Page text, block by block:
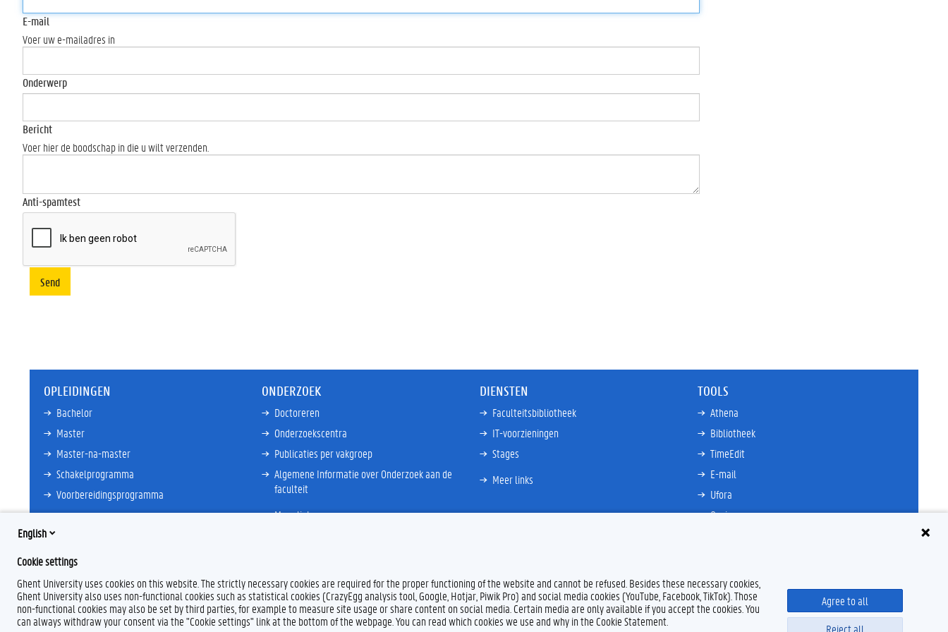
E-mail
Voer uw e-mailadres in
Onderwerp
Bericht
Voer hier de boodschap in die u wilt verzenden.
Anti-spamtest
Send
OPLEIDINGEN
Bachelor
Master
Master-na-master
Schakelprogramma
Voorbereidingsprogramma
ONDERZOEK
Doctoreren
Onderzoekscentra
Publicaties per vakgroep
Algemene Informatie over Onderzoek aan de
faculteit
Meer links
DIENSTEN
Faculteitsbibliotheek
IT-voorzieningen
Stages
Meer links
TOOLS
Athena
Bibliotheek
TimeEdit
E-mail
Ufora
Oasis
English
Cookie settings
Ghent University uses cookies on this website. The strictly necessary cookies are required for the proper functioning of the website and cannot be refused. Besides these necessary cookies,
Ghent University also uses non-functional cookies such as statistical cookies (CrazyEgg analysis tool, Google, Hotjar, Piwik Pro) and social media cookies (YouTube, Facebook, TikTok). Those
non-functional cookies may also be set by third parties, for example to measure site usage or share content on social media. Certain media are only available if you accept the cookies. You
can always withdraw your consent via the "Cookie settings" link at the bottom of the webpage. You can read which cookies we use and why in the Cookie Statement.
Agree to all
Reject all